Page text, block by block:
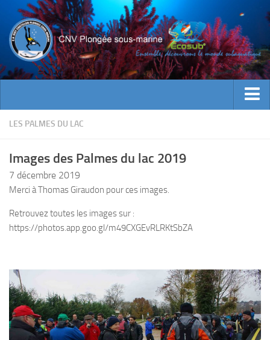
ACTUALITES
INFOS CNV
Bienvenue
Documents utiles
ECOLE DE PLONGEE
Formations
LES PALMES DU LAC
Images des Palmes du lac 2019
7 décembre 2019
Merci à Thomas Giraudon pour ces images.
Retrouvez toutes les images sur :
https://photos.app.goo.gl/m49CXGEvRLRKtSbZA